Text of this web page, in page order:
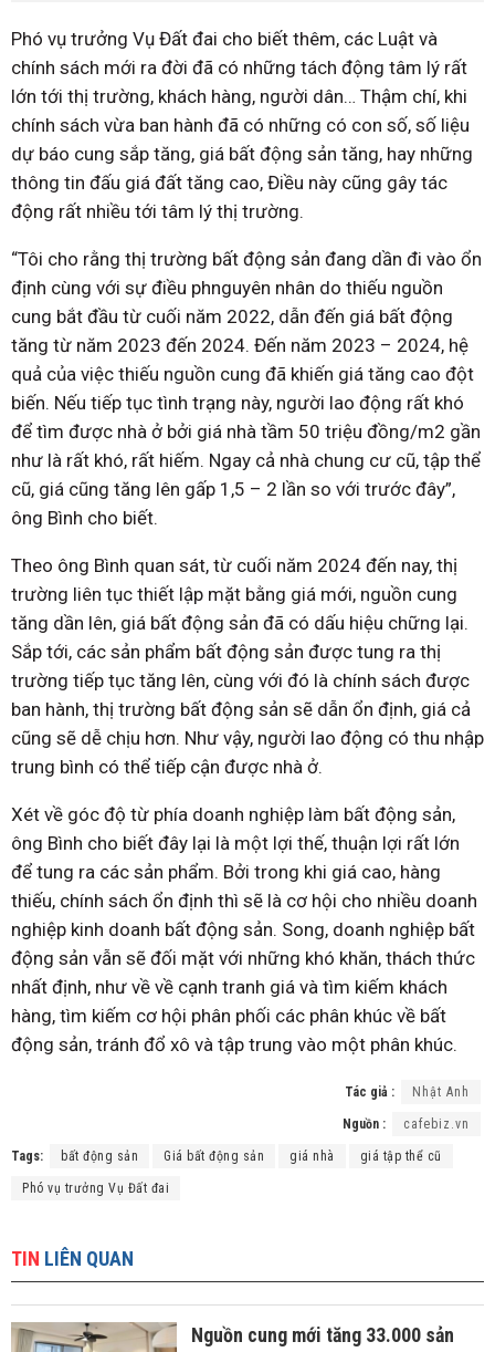
Phó vụ trưởng Vụ Đất đai cho biết thêm, các Luật và
chính sách mới ra đời đã có những tách động tâm lý rất
lớn tới thị trường, khách hàng, người dân… Thậm chí, khi
chính sách vừa ban hành đã có những có con số, số liệu
dự báo cung sắp tăng, giá bất động sản tăng, hay những
thông tin đấu giá đất tăng cao, Điều này cũng gây tác
động rất nhiều tới tâm lý thị trường.
“Tôi cho rằng thị trường bất động sản đang dần đi vào ổn
định cùng với sự điều phnguyên nhân do thiếu nguồn
cung bắt đầu từ cuối năm 2022, dẫn đến giá bất động
tăng từ năm 2023 đến 2024. Đến năm 2023 – 2024, hệ
quả của việc thiếu nguồn cung đã khiến giá tăng cao đột
biến. Nếu tiếp tục tình trạng này, người lao động rất khó
để tìm được nhà ở bởi giá nhà tầm 50 triệu đồng/m2 gần
như là rất khó, rất hiếm. Ngay cả nhà chung cư cũ, tập thể
cũ, giá cũng tăng lên gấp 1,5 – 2 lần so với trước đây”,
ông Bình cho biết.
Theo ông Bình quan sát, từ cuối năm 2024 đến nay, thị
trường liên tục thiết lập mặt bằng giá mới, nguồn cung
tăng dần lên, giá bất động sản đã có dấu hiệu chững lại.
Sắp tới, các sản phẩm bất động sản được tung ra thị
trường tiếp tục tăng lên, cùng với đó là chính sách được
ban hành, thị trường bất động sản sẽ dẫn ổn định, giá cả
cũng sẽ dễ chịu hơn. Như vậy, người lao động có thu nhập
trung bình có thể tiếp cận được nhà ở.
Xét về góc độ từ phía doanh nghiệp làm bất động sản,
ông Bình cho biết đây lại là một lợi thế, thuận lợi rất lớn
để tung ra các sản phẩm. Bởi trong khi giá cao, hàng
thiếu, chính sách ổn định thì sẽ là cơ hội cho nhiều doanh
nghiệp kinh doanh bất động sản. Song, doanh nghiệp bất
động sản vẫn sẽ đối mặt với những khó khăn, thách thức
nhất định, như về về cạnh tranh giá và tìm kiếm khách
hàng, tìm kiếm cơ hội phân phối các phân khúc về bất
động sản, tránh đổ xô và tập trung vào một phân khúc.
Tác giả : Nhật Anh
Nguồn : cafebiz.vn
Tags: bất động sản Giá bất động sản giá nhà giá tập thể cũ
Phó vụ trưởng Vụ Đất đai
TIN LIÊN QUAN
Nguồn cung mới tăng 33.000 sản